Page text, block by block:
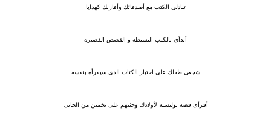
تبادلى الكتب مع أصدقائك وأقاربك كهدايا
أبدأى بالكتب البسيطة و القصص القصيرة
شجعى طفلك على اختيار الكتاب الذى سيقرأه بنفسه
أقرأى قصة بوليسية لأولادك وحثيهم على تخمين من الجانى